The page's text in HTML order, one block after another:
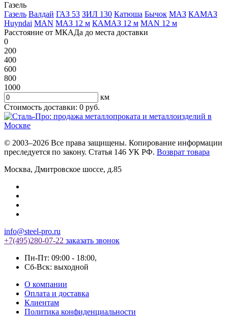
Газель
Газель Валдай ГАЗ 53 ЗИЛ 130 Катюша Бычок МАЗ КАМАЗ
Huyndai MAN МАЗ 12 м КАМАЗ 12 м MAN 12 м
Расстояние от МКАДа до места доставки
0
200
400
600
800
1000
км
Стоимость доставки: 0 руб.
© 2003–2026 Все права защищены. Копирование информации
преследуется по закону. Статья 146 УК РФ. Возврат товара
Москва, Дмитровское шоссе, д.85
info@steel-pro.ru
+7(495)280-07-22 заказать звонок
Пн-Пт: 09:00 - 18:00,
Cб-Вск: выходной
О компании
Оплата и доставка
Клиентам
Политика конфиденциальности